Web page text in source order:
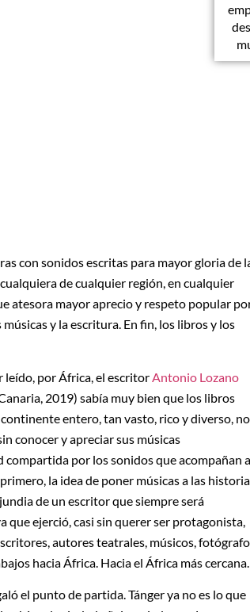
con sonidos escritas para mayor gloria de
de cualquier región, en cualquier
atesora mayor aprecio y respeto popular
y la escritura. En fin, los libros y los
leído, por África, el escritor Antonio Lozano
2019) sabía muy bien que los libros
entero, tan vasto, rico y diverso, no
conocer y apreciar sus músicas
compartida por los sonidos que acompañan a
la idea de poner músicas a las
de un escritor que siempre será
ejerció, casi sin querer ser protagonista,
autores teatrales, músicos,
hacia África. Hacia el África más cercana.
el punto de partida. Tánger ya no es lo que